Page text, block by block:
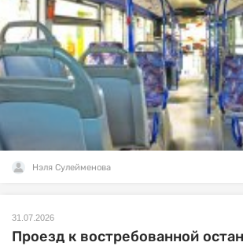
Нэля Сулейменова
31.07.2026
Проезд к востребованной